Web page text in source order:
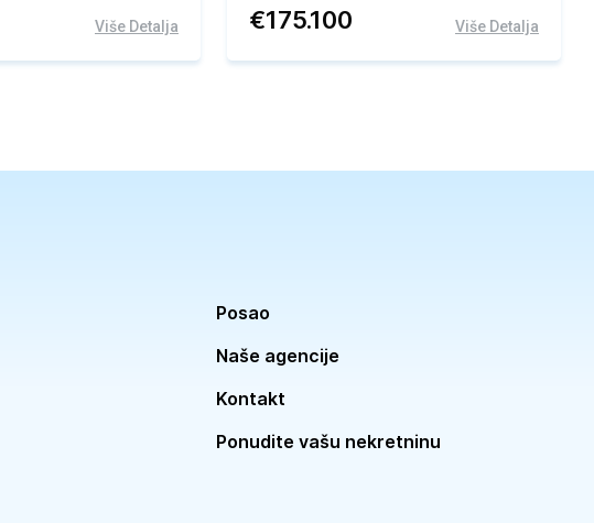
Više Detalja €175.100 Više Detalja
Posao
Naše agencije
Kontakt
Ponudite vašu nekretninu